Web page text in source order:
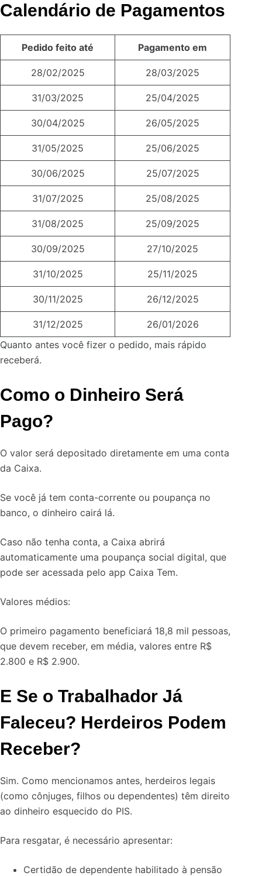
Calendário de Pagamentos
Pedido feito até Pagamento em
28/02/2025 28/03/2025
31/03/2025 25/04/2025
30/04/2025 26/05/2025
31/05/2025 25/06/2025
30/06/2025 25/07/2025
31/07/2025 25/08/2025
31/08/2025 25/09/2025
30/09/2025 27/10/2025
31/10/2025 25/11/2025
30/11/2025 26/12/2025
31/12/2025
26/01/2026
Quanto antes você fizer o pedido, mais rápido
receberá.
Como o Dinheiro Será
Pago?
O valor será depositado diretamente em uma conta
da Caixa.
Se você já tem conta-corrente ou poupança no
banco, o dinheiro cairá lá.
Caso não tenha conta, a Caixa abrirá
automaticamente uma poupança social digital, que
pode ser acessada pelo app Caixa Tem.
Valores médios:
O primeiro pagamento beneficiará 18,8 mil pessoas,
que devem receber, em média, valores entre R$
2.800 e R$ 2.900.
E Se o Trabalhador Já
Faleceu? Herdeiros Podem
Receber?
Sim. Como mencionamos antes, herdeiros legais
(como cônjuges, filhos ou dependentes) têm direito
ao dinheiro esquecido do PIS.
Para resgatar, é necessário apresentar:
Certidão de dependente habilitado à pensão